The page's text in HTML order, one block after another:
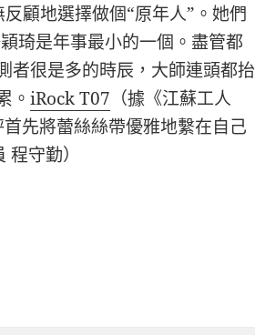
顧地選擇做個“原年人”。她們
琦是年事最小的一個。盡管都
者很是多的時辰，大師連頭都抬
。iRock T07 （據《江蘇工人
先將蕾絲絲帶優雅地繫在自己
守勤）